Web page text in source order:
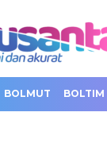
BOLMUT BOLTIM